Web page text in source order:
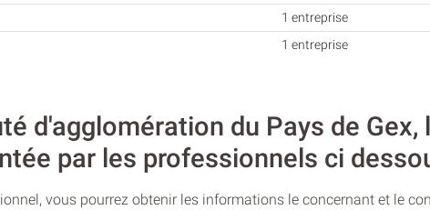
1 entreprise
1 entreprise
d'agglomération du Pays de Gex,
par les professionnels ci
vous pourrez obtenir les informations le concernant et le